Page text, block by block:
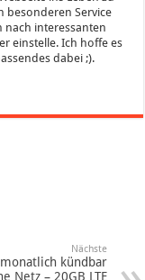
besonderen Service
nach interessanten
einstelle. Ich hoffe es
dabei ;).
Nächste
kündbar
Netz – 20GB LTE